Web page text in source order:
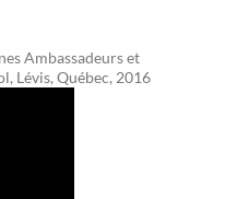
Ambassadeurs et
Lévis, Québec, 2016